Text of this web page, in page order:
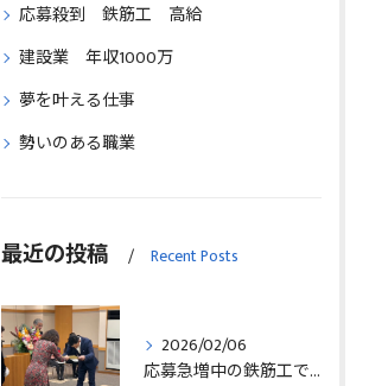
応募殺到 鉄筋工 高給
建設業 年収1000万
夢を叶える仕事
勢いのある職業
最近の投稿 Recent Posts
2026/02/06
応募急増中の鉄筋工で高給を目指す方法徹底解説埼玉県三郷市版